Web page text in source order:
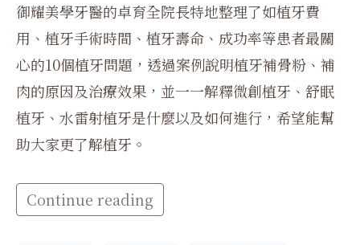
御耀美學牙醫的卓育全院長特地整理了如植牙費
用、植牙手術時間、植牙壽命、成功率等患者最關
心的10個植牙問題，透過案例說明植牙補骨粉、補
肉的原因及治療效果，並一一解釋微創植牙、舒眠
植牙、水雷射植牙是什麼以及如何進行，希望能幫
助大家更了解植牙。
Continue reading